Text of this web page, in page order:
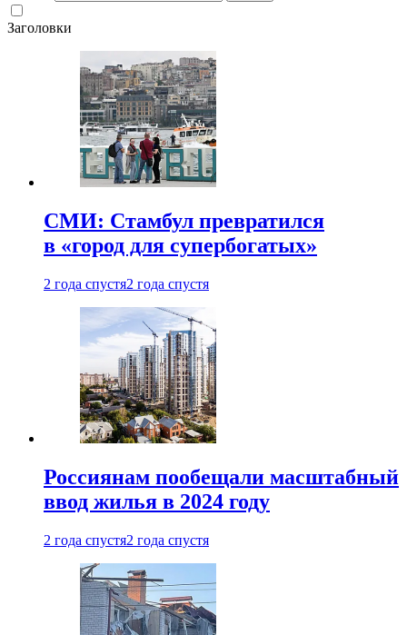
Заголовки
СМИ: Стамбул превратился
в «город для супербогатых»
2 года спустя2 года спустя
Россиянам пообещали масштабный
ввод жилья в 2024 году
2 года спустя2 года спустя